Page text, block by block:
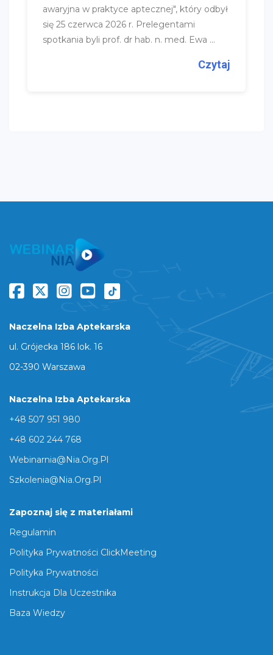
awaryjna w praktyce aptecznej", który odbył
się 25 czerwca 2026 r. Prelegentami
spotkania byli prof. dr hab. n. med. Ewa ...
Czytaj
Naczelna Izba Aptekarska
ul. Grójecka 186 lok. 16
02-390 Warszawa
Naczelna Izba Aptekarska
+48 507 951 980
+48 602 244 768
Webinarnia@nia.org.pl
Szkolenia@nia.org.pl
Zapoznaj się z materiałami
Regulamin
Polityka Prywatności ClickMeeting
Polityka Prywatności
Instrukcja Dla Uczestnika
Baza Wiedzy